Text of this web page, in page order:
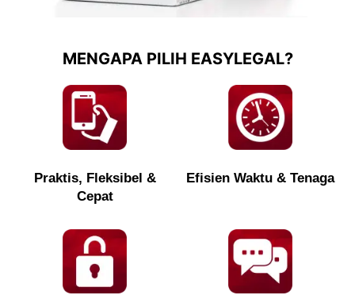
MENGAPA PILIH EASYLEGAL?
Praktis, Fleksibel &
Cepat
Efisien Waktu & Tenaga